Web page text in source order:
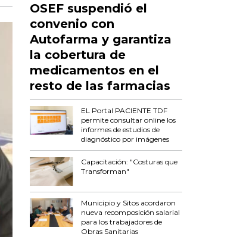
OSEF suspendió el
convenio con
Autofarma y garantiza
la cobertura de
medicamentos en el
resto de las farmacias
EL Portal PACIENTE TDF
permite consultar online los
informes de estudios de
diagnóstico por imágenes
Capacitación: "Costuras que
Transforman"
Municipio y Sitos acordaron
nueva recomposición salarial
para los trabajadores de
Obras Sanitarias